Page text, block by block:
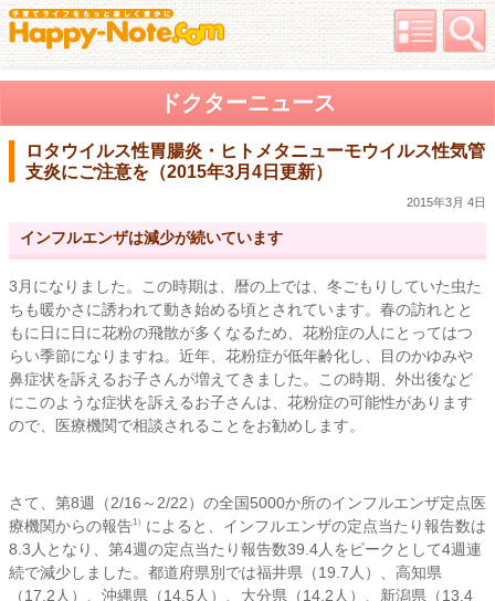
ドクターニュース
ロタウイルス性胃腸炎・ヒトメタニューモウイルス性気管
支炎にご注意を（2015年3月4日更新）
2015年3月 4日
インフルエンザは減少が続いています
3月になりました。この時期は、暦の上では、冬ごもりしていた虫た
ちも暖かさに誘われて動き始める頃とされています。春の訪れとと
もに日に日に花粉の飛散が多くなるため、花粉症の人にとってはつ
らい季節になりますね。近年、花粉症が低年齢化し、目のかゆみや
鼻症状を訴えるお子さんが増えてきました。この時期、外出後など
にこのような症状を訴えるお子さんは、花粉症の可能性があります
ので、医療機関で相談されることをお勧めします。
さて、第8週（2/16～2/22）の全国5000か所のインフルエンザ定点医
療機関からの報告1）
によると、インフルエンザの定点当たり報告数は
8.3人となり、第4週の定点当たり報告数39.4人をピークとして4週連
続で減少しました。都道府県別では福井県（19.7人）、高知県
（17.2人）、沖縄県（14.5人）、大分県（14.2人）、新潟県（13.4